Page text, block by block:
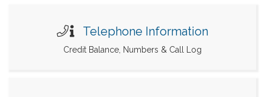
Telephone Information
Credit Balance, Numbers & Call Log